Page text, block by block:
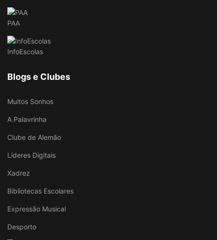
PAA
InfoEscolas
Blogs e Clubes
Muitos Sonhos
A Palavrinha
Clube de Alemão
Líderes Digitais
Xadrez
Bibliotecas Escolares
Expressão Musical
Desporto